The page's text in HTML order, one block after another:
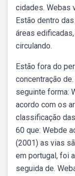
cidades. Webas
Estão dentro
áreas
circulando.
Estão fora do
concentração
seguinte forma:
acordo com os
classificação
60 que: Webde
(2001) as vias
em portugal, foi
seguida de.